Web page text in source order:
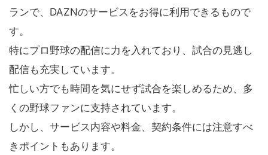
ランで、DAZNのサービスをお得に利用できるもので
す。
特にプロ野球の配信に力を入れており、試合の見逃し
配信も充実しています。
忙しい方でも時間を気にせず試合を楽しめるため、多
くの野球ファンに支持されています。
しかし、サービス内容や料金、契約条件には注意すべ
きポイントもあります。